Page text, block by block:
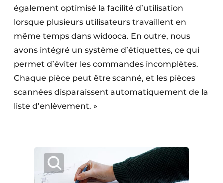
également optimisé la facilité d’utilisation
lorsque plusieurs utilisateurs travaillent en
même temps dans widooca. En outre, nous
avons intégré un système d’étiquettes, ce qui
permet d’éviter les commandes incomplètes.
Chaque pièce peut être scanné, et les pièces
scannées disparaissent automatiquement de la
liste d’enlèvement. »